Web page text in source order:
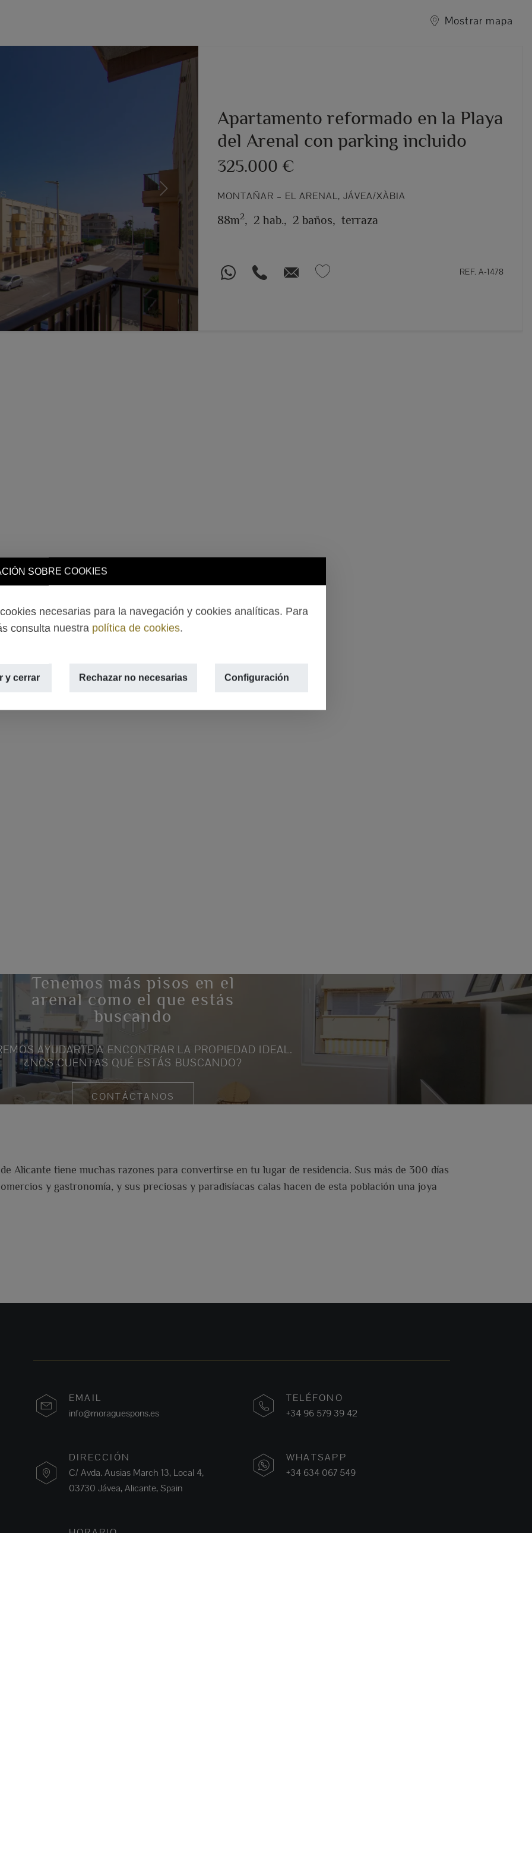
SOBRE COOKIES
necesarias para la navegación y cookies analíticas. Para
consulta nuestra política de cookies.
y cerrar Rechazar no necesarias Configuración
Mostrar mapa
Next
Apartamento reformado en la Playa
del Arenal con parking incluido
325.000 €
MONTAÑAR – EL ARENAL, JÁVEA/XÀBIA
88m2, 2 hab., 2 baños, terraza
REF. A-1478
Tenemos más pisos en el
arenal como el que estás
buscando
AYUDARTE A ENCONTRAR LA PROPIEDAD IDEAL.
¿NOS CUENTAS QUÉ ESTÁS BUSCANDO?
CONTÁCTANOS
Alicante tiene muchas razones para convertirse en tu lugar de residencia. Sus más de 300 días
y gastronomía, y sus preciosas y paradisíacas calas hacen de esta población una joya
EMAIL
info@moraguespons.es
DIRECCIÓN
C/ Avda. Ausias March 13, Local 4,
03730 Jávea, Alicante, Spain
HORARIO
TELÉFONO
+34 96 579 39 42
WHATSAPP
+34 634 067 549